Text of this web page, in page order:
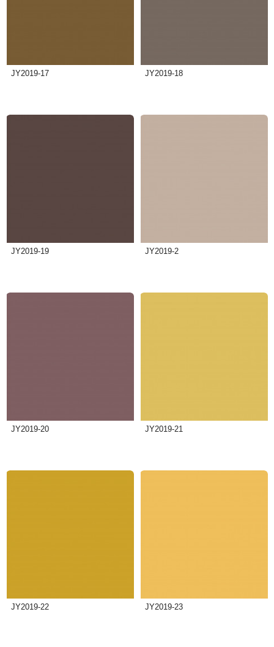
JY2019-17 JY2019-18
JY2019-19 JY2019-2
JY2019-20 JY2019-21
JY2019-22 JY2019-23